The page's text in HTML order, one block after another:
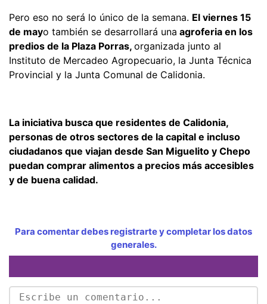
Pero eso no será lo único de la semana. El viernes 15
de mayo también se desarrollará una agroferia en los
predios de la Plaza Porras, organizada junto al
Instituto de Mercadeo Agropecuario, la Junta Técnica
Provincial y la Junta Comunal de Calidonia.
La iniciativa busca que residentes de Calidonia,
personas de otros sectores de la capital e incluso
ciudadanos que viajan desde San Miguelito y Chepo
puedan comprar alimentos a precios más accesibles
y de buena calidad.
Para comentar debes registrarte y completar los datos
generales.